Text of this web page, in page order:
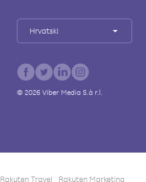
Hrvatski
© 2026Viber Media S.à r.l.
Rakuten Travel Rakuten Marketing